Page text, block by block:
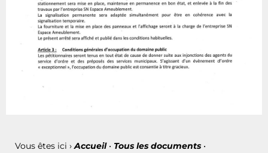
Vous êtes ici › Accueil• Tous les documents •